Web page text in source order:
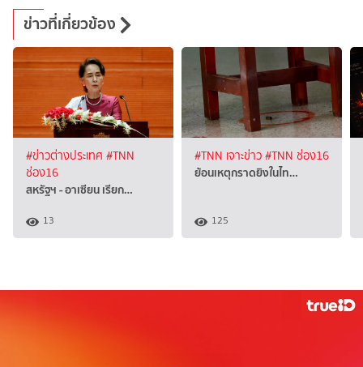
ข่าวที่เกี่ยวข้อง
#ข่าวต่างประเทศ #TNN
ช่อง16
สหรัฐฯ - อาเซียน เรียก…
13
#TNN เจาะข่าว#TNN ช่อง16
ย้อนเหตุกราดยิงในไท…
125